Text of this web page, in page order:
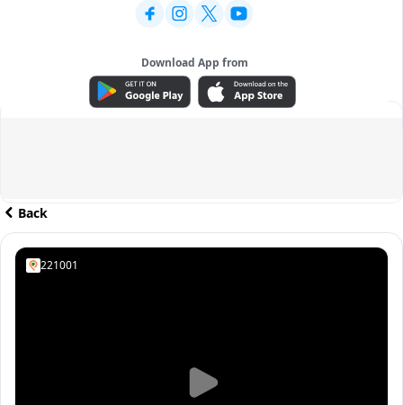
Download App from
ADVERTISEMENT
Back
221001